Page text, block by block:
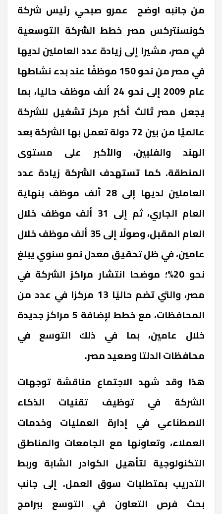
من جانبه اوضح عمرو صبحي رئيس شركة
كونسنتركس مصر خطط الشركة التوسعية
في مصر، مشيرا إلى زيادة عدد العاملين لديها
في مصر من نحو 150 موظفًا عند بدء نشاطها
عام 2009 إلى نحو 24 ألف موظف حاليًا، بما
يجعل مصر ثالث أكبر مركز تشغيل للشركة
عالميًا من بين 72 دولة تعمل بها الشركة بعد
الهند والفلبين، والأكبر على مستوى
المنطقة. كما تستهدف الشركة زيادة عدد
العاملين لديها إلى 28 ألف موظف بنهاية
العام الجاري، ثم إلى 31 ألف موظف خلال
العام المقبل، وصولًا إلى 35 ألف موظف خلال
عامين، في ظل تحقيق معدل نمو سنوي يبلغ
نحو 20%؛ موضحا انتشار مراكز الشركة في
مصر، والتي تضم حاليًا 13 مركزا في عدد من
المحافظات، مع خطط لإضافة 5 مراكز جديدة
خلال عامين، بما في ذلك التوسع في
محافظات الدلتا وصعيد مصر.
هذا وقد شهد الاجتماع مناقشة توجهات
الشركة في توظيف تقنيات الذكاء
الاصطناعي في إدارة العمليات وخدمات
العملاء، وتعاونها مع الجامعات والمناطق
التكنولوجية لتأهيل الكوادر الشابة وربط
التدريب بمتطلبات سوق العمل. إلى جانب
بحث فرص التعاون في التوسع ببرامج